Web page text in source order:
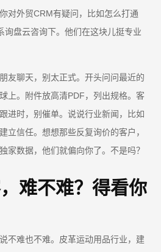
对外贸CRM有疑问，比如怎么打通
询盘云咨询下。他们在这块儿挺专业
友聊天，别太正式。开头问问最近的
上。附件放高清PDF，列出规格。客
进时，别催单。说说行业新闻，比如
立信任。想想那些反复询价的客户，
家数据，他们就偏向你了。不是吗？
难不难？得看你
不难也不难。皮革运动用品行业，建